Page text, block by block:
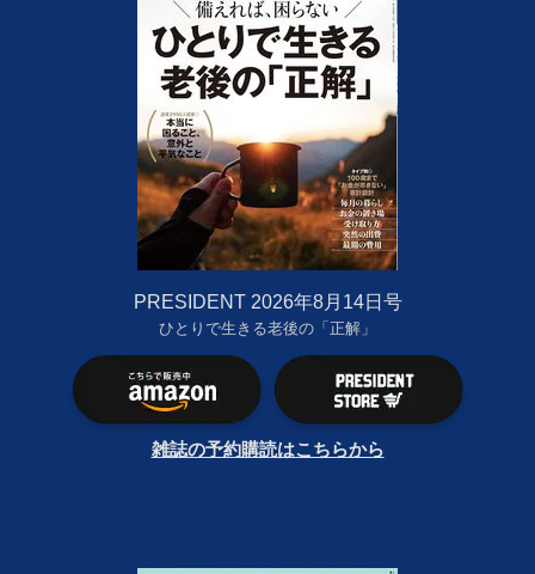
PRESIDENT 2026年8月14日号
ひとりで生きる老後の「正解」
雑誌の予約購読はこちらから